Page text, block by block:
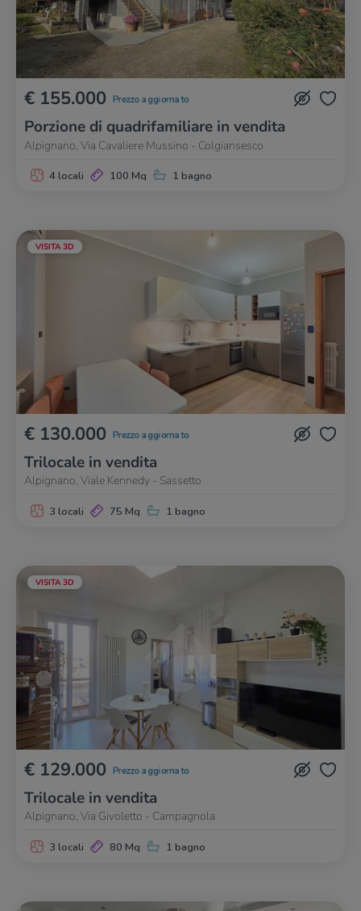
€ 155.000 Prezzo aggiornato
Porzione di quadrifamiliare in vendita
Alpignano, Via Cavaliere Mussino - Colgiansesco
4 locali 100 Mq 1 bagno
VISITA 3D
€ 130.000 Prezzo aggiornato
Trilocale in vendita
Alpignano, Viale Kennedy - Sassetto
3 locali 75 Mq 1 bagno
VISITA 3D
€ 129.000 Prezzo aggiornato
Trilocale in vendita
Alpignano, Via Givoletto - Campagnola
3 locali 80 Mq 1 bagno